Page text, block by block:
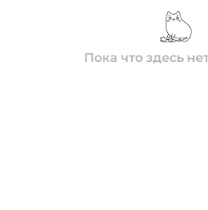
Пока что здесь